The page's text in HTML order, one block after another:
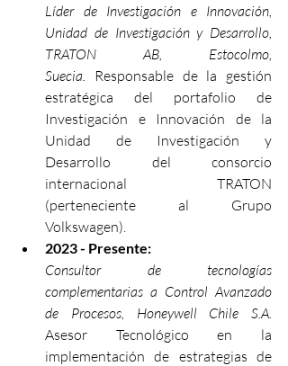
Líder de Investigación e Innovación,
Unidad de Investigación y Desarrollo,
TRATON AB, Estocolmo,
Suecia.
Responsable de la gestión
estratégica del portafolio de
Investigación e Innovación de la
Unidad de Investigación y
Desarrollo del consorcio
internacional TRATON
(perteneciente al Grupo
Volkswagen).
2023 - Presente:
Consultor de tecnologías
complementarias a Control Avanzado
de Procesos, Honeywell Chile S.A.
Asesor Tecnológico en la
implementación de estrategias de